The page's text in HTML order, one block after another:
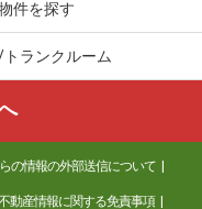
件を探す
ランクルーム
の情報の外部送信について
動産情報に関する免責事項